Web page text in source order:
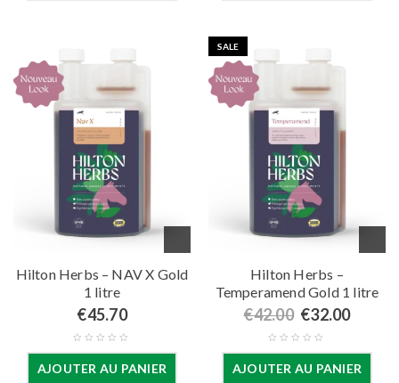
Hilton Herbs – NAV X Gold
1 litre
€45.70
AJOUTER AU PANIER
SALE
Hilton Herbs –
Temperamend Gold 1 litre
€42.00 €32.00
AJOUTER AU PANIER